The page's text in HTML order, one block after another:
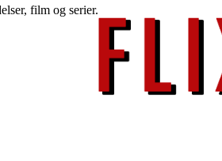
film og serier.